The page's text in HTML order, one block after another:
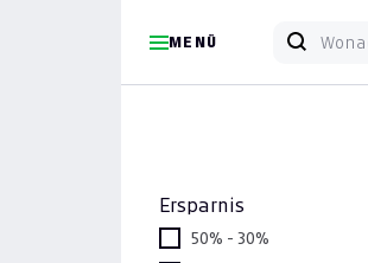
MENÜ
Ersparnis
50% - 30%